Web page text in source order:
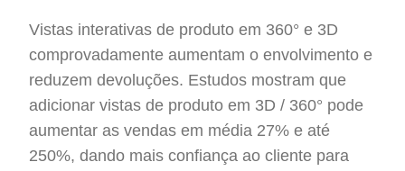
Vistas interativas de produto em 360° e 3D
comprovadamente aumentam o envolvimento e
reduzem devoluções. Estudos mostram que
adicionar vistas de produto em 3D / 360° pode
aumentar as vendas em média 27% e até
250%, dando mais confiança ao cliente para